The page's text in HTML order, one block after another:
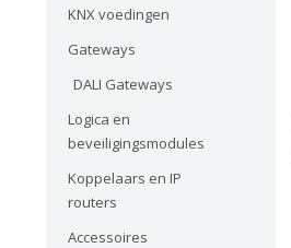
KNX voedingen
Gateways
DALI Gateways
Logica en
beveiligingsmodules
Koppelaars en IP
routers
Accessoires